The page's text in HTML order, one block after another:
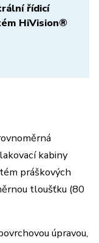
řídicí
HiVision®
kabiny
práškových
tloušťku (80
úpravou,